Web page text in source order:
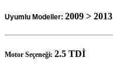
Uyumlu Modeller: 2009 > 2013
Motor Seçeneği: 2.5 TDİ